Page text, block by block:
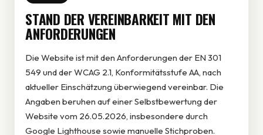
STAND DER VEREINBARKEIT MIT DEN
ANFORDERUNGEN
Die Website ist mit den Anforderungen der EN 301
549 und der WCAG 2.1, Konformitätsstufe AA, nach
aktueller Einschätzung überwiegend vereinbar. Die
Angaben beruhen auf einer Selbstbewertung der
Website vom 26.05.2026, insbesondere durch
Google Lighthouse sowie manuelle Stichproben.